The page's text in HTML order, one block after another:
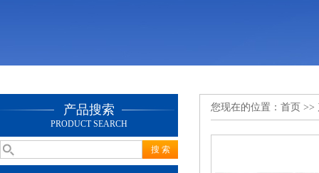
产品搜索
PRODUCT SEARCH
您现在的位置： 首页 >>